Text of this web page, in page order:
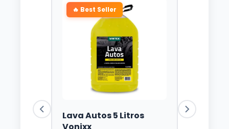
🔥 Best Seller
Lava Autos 5 Litros